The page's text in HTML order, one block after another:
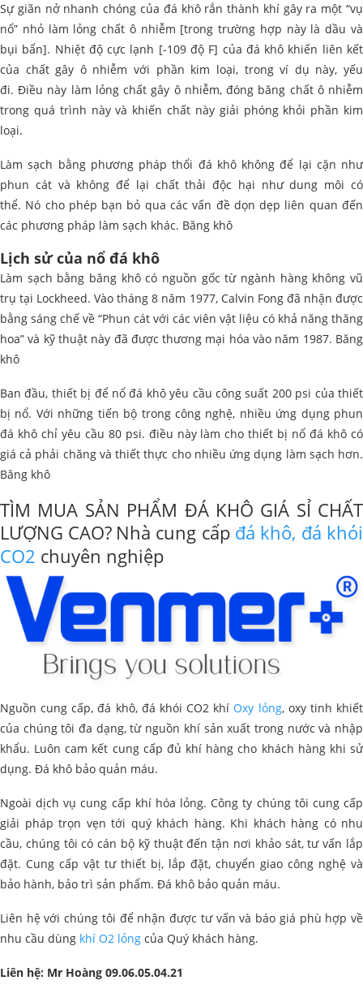
Sự giãn nở nhanh chóng của đá khô rắn thành khí gây ra một “vụ
nổ” nhỏ làm lỏng chất ô nhiễm [trong trường hợp này là dầu và
bụi bẩn]. Nhiệt độ cực lạnh [-109 độ F] của đá khô khiến liên kết
của chất gây ô nhiễm với phần kim loại, trong ví dụ này, yếu
đi. Điều này làm lỏng chất gây ô nhiễm, đóng băng chất ô nhiễm
trong quá trình này và khiến chất này giải phóng khỏi phần kim
loại.
Làm sạch bằng phương pháp thổi đá khô không để lại cặn như
phun cát và không để lại chất thải độc hại như dung môi có
thể. Nó cho phép bạn bỏ qua các vấn đề dọn dẹp liên quan đến
các phương pháp làm sạch khác. Băng khô
Lịch sử của nổ đá khô
Làm sạch bằng băng khô có nguồn gốc từ ngành hàng không vũ
trụ tại Lockheed. Vào tháng 8 năm 1977, Calvin Fong đã nhận được
bằng sáng chế về “Phun cát với các viên vật liệu có khả năng thăng
hoa” và kỹ thuật này đã được thương mại hóa vào năm 1987. Băng
khô
Ban đầu, thiết bị để nổ đá khô yêu cầu công suất 200 psi của thiết
bị nổ. Với những tiến bộ trong công nghệ, nhiều ứng dụng phun
đá khô chỉ yêu cầu 80 psi. điều này làm cho thiết bị nổ đá khô có
giá cả phải chăng và thiết thực cho nhiều ứng dụng làm sạch hơn.
Băng khô
TÌM MUA SẢN PHẨM ĐÁ KHÔ GIÁ SỈ CHẤT
LƯỢNG CAO? Nhà cung cấp đá khô, đá khói
CO2 chuyên nghiệp
Nguồn cung cấp, đá khô, đá khói CO2 khíOxy lỏng, oxy tinh khiết
của chúng tôi đa dạng, từ nguồn khí sản xuất trong nước và nhập
khẩu. Luôn cam kết cung cấp đủ khí hàng cho khách hàng khi sử
dụng. Đá khô bảo quản máu.
Ngoài dịch vụ cung cấp khí hóa lỏng. Công ty chúng tôi cung cấp
giải pháp trọn vẹn tới quý khách hàng. Khi khách hàng có nhu
cầu, chúng tôi có cán bộ kỹ thuật đến tận nơi khảo sát, tư vấn lắp
đặt. Cung cấp vật tư thiết bị, lắp đặt, chuyển giao công nghệ và
bảo hành, bảo trì sản phẩm. Đá khô bảo quản máu.
Liên hệ với chúng tôi để nhận được tư vấn và báo giá phù hợp về
nhu cầu dùng khí O2 lỏng của Quý khách hàng.
Liên hệ: Mr Hoàng 09.06.05.04.21